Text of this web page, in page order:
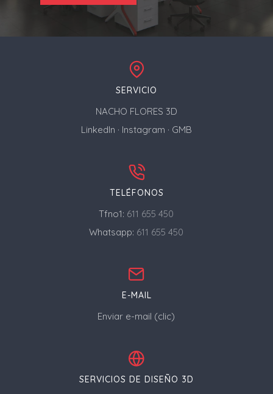
SERVICIO
NACHO FLORES 3D
LinkedIn · Instagram · GMB
TELÉFONOS
Tfno1: 611 655 450
Whatsapp: 611 655 450
E-MAIL
Enviar e-mail (clic)
SERVICIOS DE DISEÑO 3D